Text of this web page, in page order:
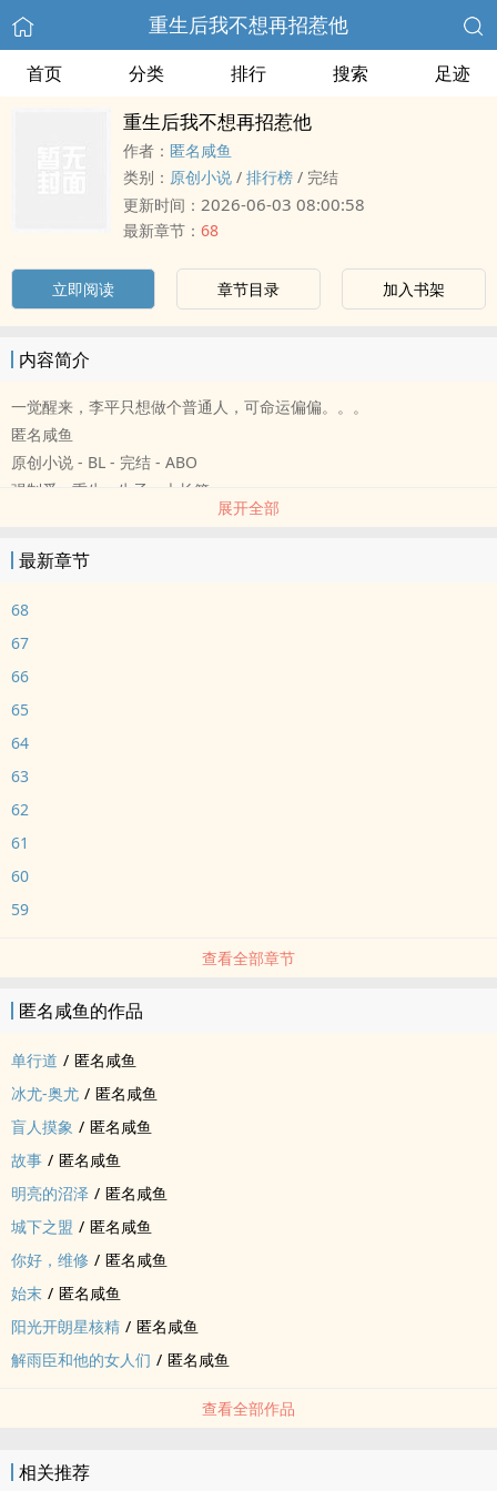
重生后我不想再招惹他
首页 分类 排行 搜索 足迹
重生后我不想再招惹他
作者： 匿名咸鱼
类别： 原创小说 / 排行榜 / 完结
更新时间： 2026-06-03 08:00:58
最新章节： 68
立即阅读 章节目录 加入书架
内容简介
一觉醒来，李平只想做个普通人，可命运偏偏。。。
匿名咸鱼
原创小说 - BL - 完结 - ABO
强制爱 - 重生 - 生子 - 大长篇
（存了一年的稿，大家多多支持。这几天回应好就多发）
好好读书，照顾爷爷，修复前世弄坏的人际，也不再依附任何人的
光。
后来谁也没有真正走出去。
这一世，他想安安稳稳走自己的路。
只是严易诚从来不是普通人。
那个尚未分化的少年，出身矜贵，性格强势，还没成为顶级 Alpha，
便已经有了让人无法忽视的存在感。
前，就已经开始了。
展开全部
最新章节
68
67
66
65
64
63
62
61
60
59
查看全部章节
匿名咸鱼的作品
单行道 / 匿名咸鱼
冰尤-奥尤 / 匿名咸鱼
盲人摸象 / 匿名咸鱼
故事 / 匿名咸鱼
明亮的沼泽 / 匿名咸鱼
城下之盟 / 匿名咸鱼
你好，维修 / 匿名咸鱼
始末 / 匿名咸鱼
阳光开朗星核精 / 匿名咸鱼
解雨臣和他的女人们 / 匿名咸鱼
查看全部作品
相关推荐